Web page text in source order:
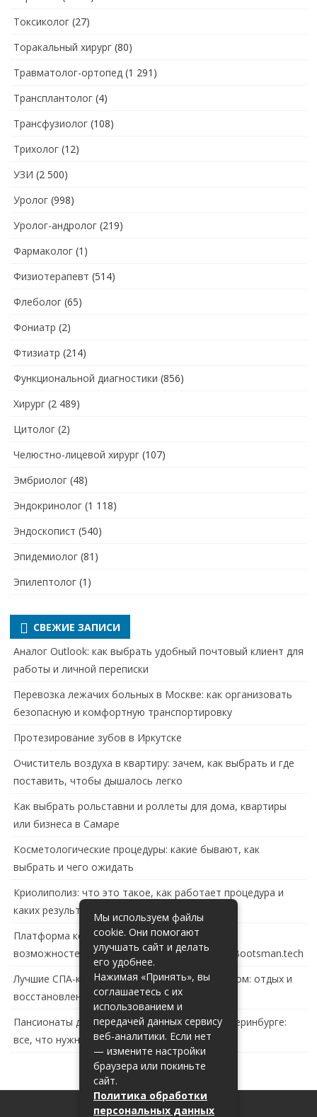
Токсиколог (27)
Торакальный хирург (80)
Травматолог-ортопед (1 291)
Трансплантолог (4)
Трансфузиолог (108)
Трихолог (12)
УЗИ (2 500)
Уролог (998)
Уролог-андролог (219)
Фармаколог (1)
Физиотерапевт (514)
Флеболог (65)
Фониатр (2)
Фтизиатр (214)
Функциональной диагностики (856)
Хирург (2 489)
Цитолог (2)
Челюстно-лицевой хирург (107)
Эмбриолог (48)
Эндокринолог (1 118)
Эндоскопист (540)
Эпидемиолог (81)
Эпилептолог (1)
СВЕЖИЕ ЗАПИСИ
Аналог Outlook: как выбрать удобный почтовый клиент для
работы и личной переписки
Перевозка лежачих больных в Москве: как организовать
безопасную и комфортную транспортировку
Протезирование зубов в Иркутске
Очиститель воздуха в квартиру: зачем, как выбрать и где
поставить, чтобы дышалось легко
Как выбрать рольставни и роллеты для дома, квартиры
или бизнеса в Самаре
Косметологические процедуры: какие бывают, как
выбрать и чего ожидать
Криолиполиз: что это такое, как работает процедура и
каких результатов ждать
Платформа контейнеризации в России: обзор
возможностей и перспектив развития сайта Bootsman.tech
Лучшие СПА-комплексы в Тольятти с бассейном: отдых и
восстановление за городом
Пансионаты для пожилых с деменцией в Екатеринбурге:
все, что нужно знать
Мы используем файлы
cookie. Они помогают
улучшать сайт и делать
его удобнее.
Нажимая «Принять», вы
соглашаетесь с их
использованием и
передачей данных сервису
веб-аналитики. Если нет
— измените настройки
браузера или покиньте
сайт.
Политика обработки
персональных данных